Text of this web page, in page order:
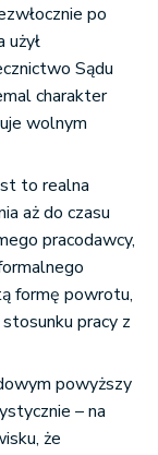
po
użył
Sądu
charakter
wolnym
to realna
aż do czasu
pracodawcy,
formę powrotu,
pracy z
powyższy
– na
że